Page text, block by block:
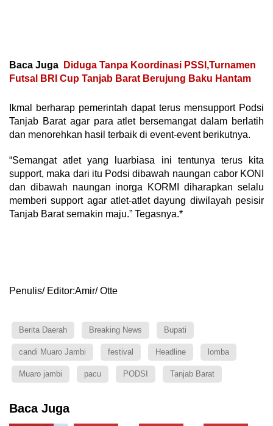
Baca Juga
Diduga Tanpa Koordinasi PSSI,Turnamen
Futsal BRI Cup Tanjab Barat Berujung Baku Hantam
Ikmal berharap pemerintah dapat terus mensupport Podsi
Tanjab Barat agar para atlet bersemangat dalam berlatih
dan menorehkan hasil terbaik di event-event berikutnya.
“Semangat atlet yang luarbiasa ini tentunya terus kita
support, maka dari itu Podsi dibawah naungan cabor KONI
dan dibawah naungan inorga KORMI diharapkan selalu
memberi support agar atlet-atlet dayung diwilayah pesisir
Tanjab Barat semakin maju.” Tegasnya.*
Penulis/ Editor:Amir/ Otte
Berita Daerah Breaking News Bupati
candi Muaro Jambi festival Headline lomba
Muaro jambi pacu PODSI Tanjab Barat
Baca Juga